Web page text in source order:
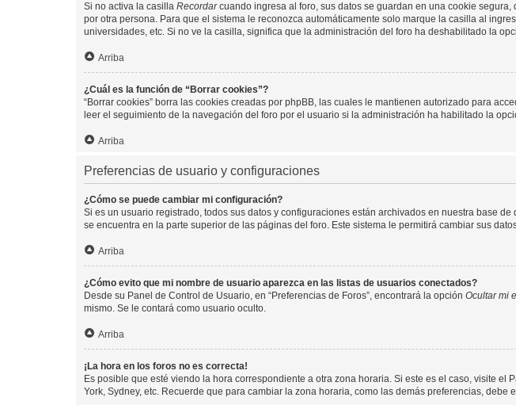
Si no activa la casilla Recordarcuando ingresa al foro, sus datos se guardan en una cookie
por otra persona. Para que el sistema le reconozca automáticamente solo marque la casilla al
universidades, etc. Si no ve la casilla, significa que la administración del foro ha deshabilitado la
Arriba
¿Cuál es la función de “Borrar cookies”?
“Borrar cookies” borra las cookies creadas por phpBB, las cuales le mantienen autorizado para
leer el seguimiento de la navegación del foro por el usuario si la administración ha habilitado la
Arriba
Preferencias de usuario y configuraciones
¿Cómo se puede cambiar mi configuración?
Si es un usuario registrado, todos sus datos y configuraciones están archivados en nuestra base
se encuentra en la parte superior de las páginas del foro. Este sistema le permitirá cambiar sus
Arriba
¿Cómo evito que mi nombre de usuario aparezca en las listas de usuarios conectados?
Desde su Panel de Control de Usuario, en “Preferencias de Foros”, encontrará la opción Ocultar mi
mismo. Se le contará como usuario oculto.
Arriba
¡La hora en los foros no es correcta!
Es posible que esté viendo la hora correspondiente a otra zona horaria. Si este es el caso, visite
York, Sydney, etc. Recuerde que para cambiar la zona horaria, como las demás preferencias,